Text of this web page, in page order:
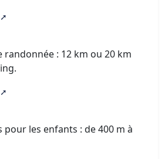
randonnée : 12 km ou 20 km
les enfants : de 400 m à